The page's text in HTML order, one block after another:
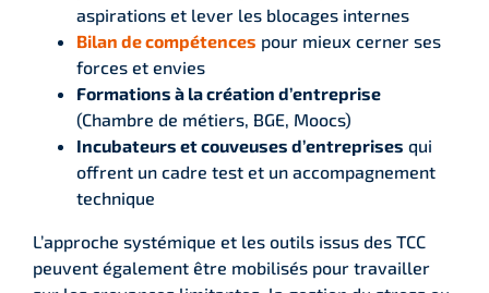
aspirations et lever les blocages internes
Bilan de compétences pour mieux cerner ses
forces et envies
Formations à la création d’entreprise
(Chambre de métiers, BGE, Moocs)
Incubateurs et couveuses d’entreprises qui
offrent un cadre test et un accompagnement
technique
L’approche systémique et les outils issus des TCC
peuvent également être mobilisés pour travailler